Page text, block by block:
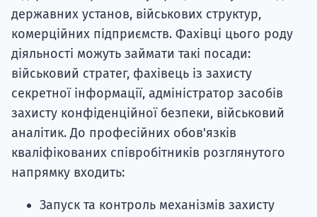
державних установ, військових структур,
комерційних підприємств. Фахівці цього роду
діяльності можуть займати такі посади:
військовий стратег, фахівець із захисту
секретної інформації, адміністратор засобів
захисту конфіденційної безпеки, військовий
аналітик. До професійних обов'язків
кваліфікованих співробітників розглянутого
напрямку входить:
Запуск та контроль механізмів захисту